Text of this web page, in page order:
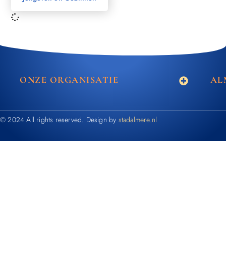
ONZE ORGANISATIE
© 2024 All rights reserved. Design by stadalmere.nl